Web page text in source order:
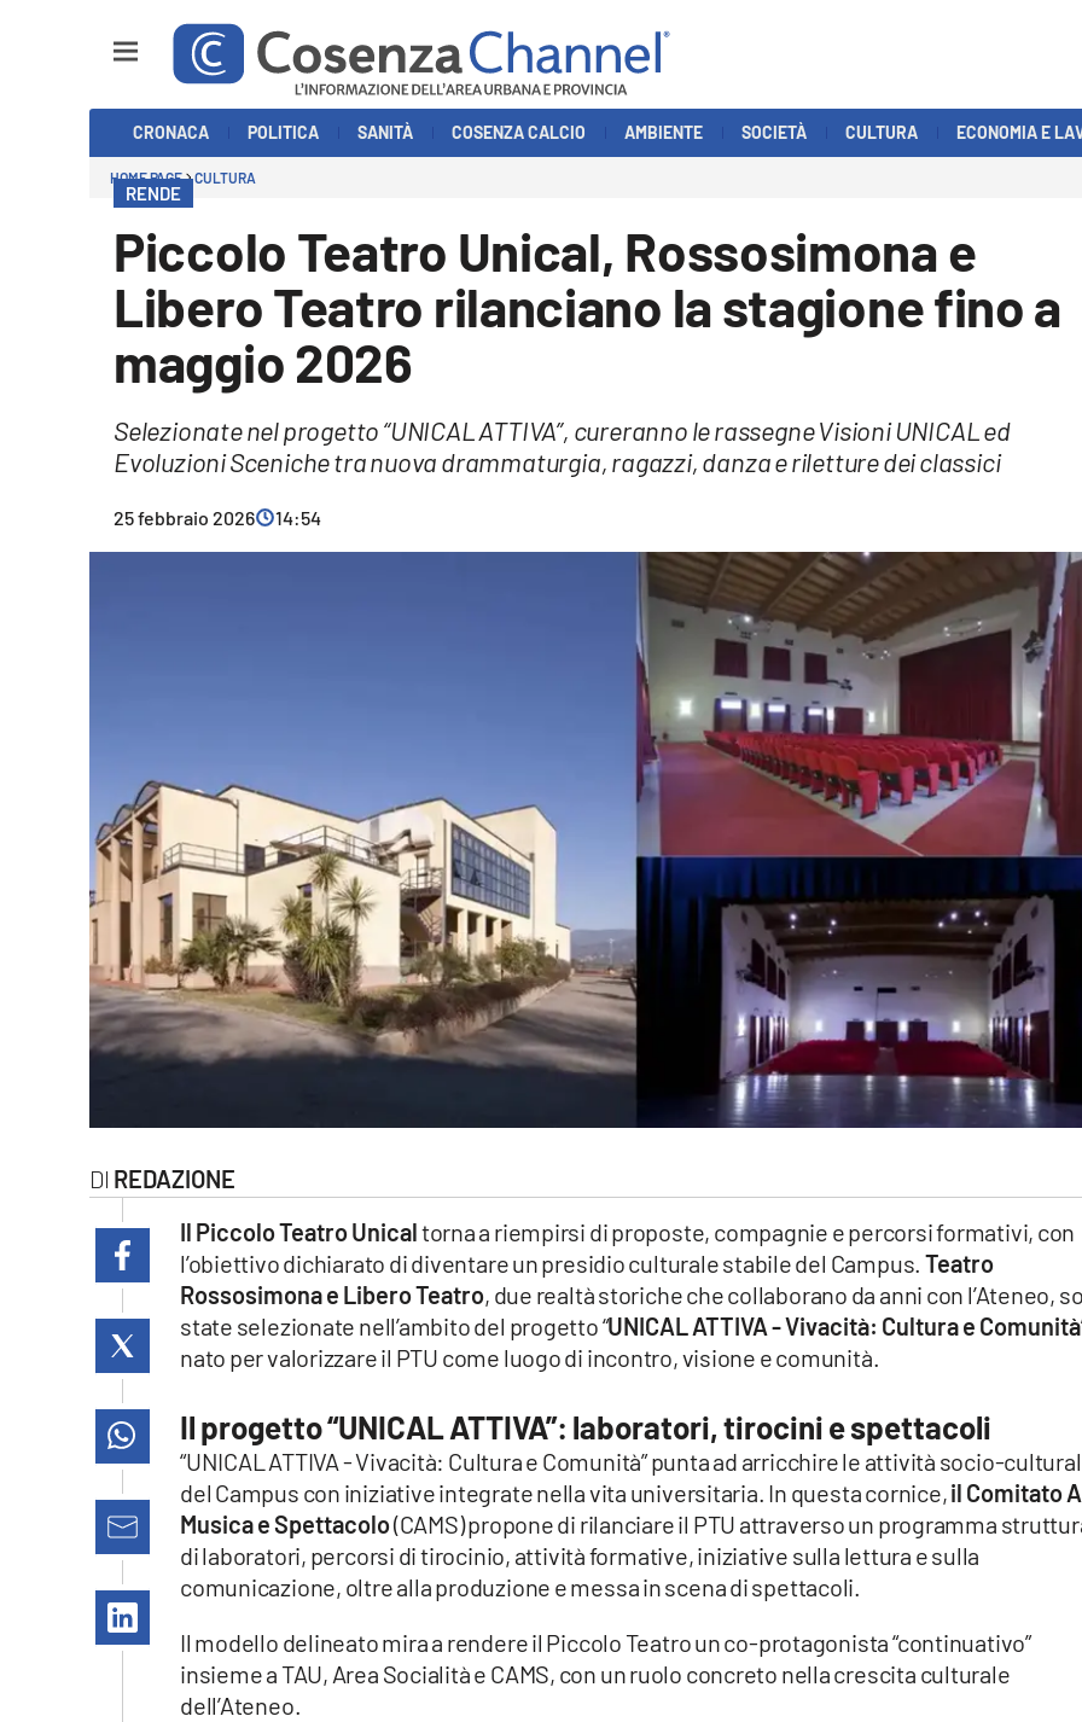
Economia e Lavoro
lacitymag.it
cosenzachannel.it
catanzarochannel.it
CRONACA POLITICA SANITÀ COSENZA CALCIO AMBIENTE SOCIETÀ CULTURA ECONOMIA E
HOME PAGE CULTURA
RENDE
Piccolo Teatro Unical, Rossosimona e
Libero Teatro rilanciano la stagione fino a
maggio 2026
Selezionate nel progetto “UNICAL ATTIVA”, cureranno le rassegne Visioni UNICAL ed
Evoluzioni Sceniche tra nuova drammaturgia, ragazzi, danza e riletture dei classici
25 febbraio 2026 14:54
REDAZIONE
Il Piccolo Teatro Unicaltorna a riempirsi di proposte, compagnie e percorsi formativi, con
l’obiettivo dichiarato di diventare un presidio culturale stabile del Campus. Teatro
Rossosimona e Libero Teatro, due realtà storiche che collaborano da anni con l’Ateneo,
state selezionate nell’ambito del progetto “UNICAL ATTIVA - Vivacità: Cultura e Comunità
nato per valorizzare il PTU come luogo di incontro, visione e comunità.
Il progetto “UNICAL ATTIVA”: laboratori, tirocini e spettacoli
“UNICAL ATTIVA - Vivacità: Cultura e Comunità” punta ad arricchire le attività socio-
del Campus con iniziative integrate nella vita universitaria. In questa cornice,il Comitato
Musica e Spettacolo(CAMS) propone di rilanciare il PTU attraverso un programma
di laboratori, percorsi di tirocinio, attività formative, iniziative sulla lettura e sulla
comunicazione, oltre alla produzione e messa in scena di spettacoli.
Il modello delineato mira a rendere il Piccolo Teatro un co-protagonista “continuativo”
insieme a TAU, Area Socialità e CAMS, con un ruolo concreto nella crescita culturale
dell’Ateneo.